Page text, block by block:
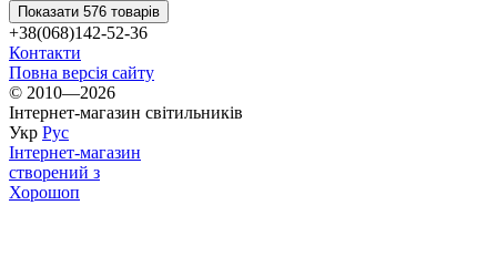
Показати 576 товарів
+38(068)142-52-36
Контакти
Повна версія сайту
© 2010—2026
Інтернет-магазин світильників
Укр Рус
Інтернет-магазин
створений з
Хорошоп